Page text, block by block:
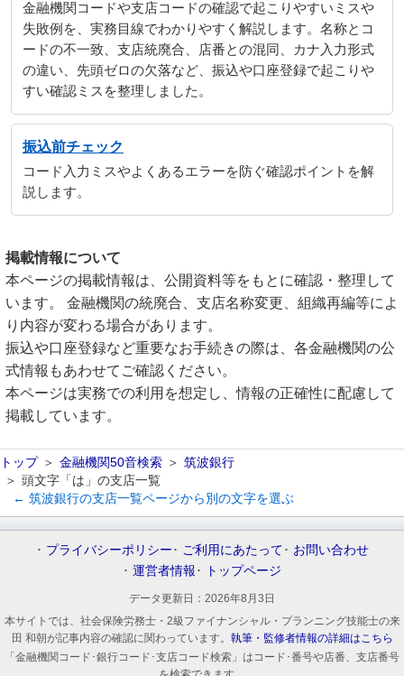
金融機関コードや支店コードの確認で起こりやすいミスや
失敗例を、実務目線でわかりやすく解説します。名称とコ
ードの不一致、支店統廃合、店番との混同、カナ入力形式
の違い、先頭ゼロの欠落など、振込や口座登録で起こりや
すい確認ミスを整理しました。
振込前チェック
コード入力ミスやよくあるエラーを防ぐ確認ポイントを解
説します。
掲載情報について
本ページの掲載情報は、公開資料等をもとに確認・整理して
います。 金融機関の統廃合、支店名称変更、組織再編等によ
り内容が変わる場合があります。
振込や口座登録など重要なお手続きの際は、各金融機関の公
式情報もあわせてご確認ください。
本ページは実務での利用を想定し、情報の正確性に配慮して
掲載しています。
トップ 金融機関50音検索
筑波銀行
頭文字「は」の支店一覧
← 筑波銀行の支店一覧ページから別の文字を選ぶ
プライバシーポリシー ご利用にあたって
お問い合わせ
運営者情報
トップページ
データ更新日： 2026年8月3日
本サイトでは、社会保険労務士・2級ファイナンシャル・プランニング技能士の来
田 和朝が記事内容の確認に関わっています。 執筆・監修者情報の詳細はこちら
「金融機関コード･銀行コード･支店コード検索」はコード･番号や店番、支店番号